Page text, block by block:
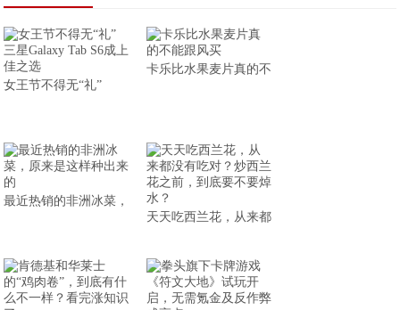
女王节不得无“礼”
卡乐比水果麦片真的不
最近热销的非洲冰菜，
天天吃西兰花，从来都